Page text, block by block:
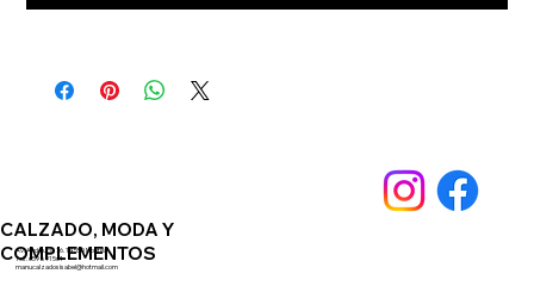
CALZADO, MODA Y
COMPLEMENTOS
Av. Andalucia 76. 14550 Montilla
Telf. 659891561
manucalzadosisabel@hotmail.com